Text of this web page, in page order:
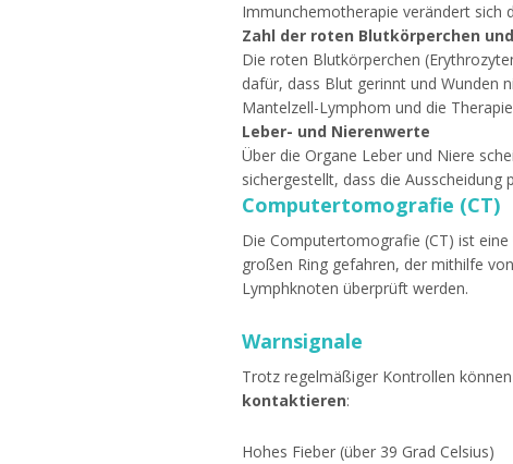
Immunchemotherapie verändert sich
Zahl der roten Blutkörperchen
Die roten Blutkörperchen
dafür, dass Blut gerinnt und Wunden
Mantelzell-Lymphom und die
Leber- und Nierenwerte
Über die Organe Leber und Niere
sichergestellt, dass die Ausscheidung
Computertomografie (CT)
Die Computertomografie (CT) ist
großen Ring gefahren, der mithilfe
Lymphknoten überprüft werden.
Warnsignale
Trotz regelmäßiger Kontrollen
kontaktieren:
Hohes Fieber (über 39 Grad Celsius)